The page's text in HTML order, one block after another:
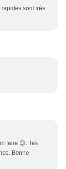
sont très
faire 😊. Tes
Bonne